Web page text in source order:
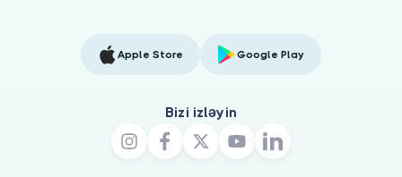
Apple Store Google Play
Bizi izləyin